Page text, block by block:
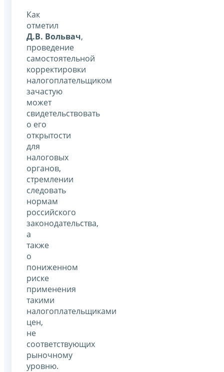
Как
отметил
Д.В. Вольвач,
проведение
самостоятельной
корректировки
налогоплательщиком
зачастую
может
свидетельствовать
о его
открытости
для
налоговых
органов,
стремлении
следовать
нормам
российского
законодательства,
а
также
о
пониженном
риске
применения
такими
налогоплательщиками
цен,
не
соответствующих
рыночному
уровню.